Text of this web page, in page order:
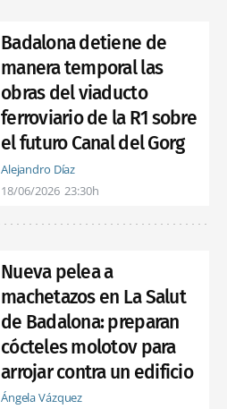
Badalona detiene de
manera temporal las
obras del viaducto
ferroviario de la R1 sobre
el futuro Canal del Gorg
Alejandro Díaz
18/06/2026 23:30h
Nueva pelea a
machetazos en La Salut
de Badalona: preparan
cócteles molotov para
arrojar contra un edificio
Ángela Vázquez